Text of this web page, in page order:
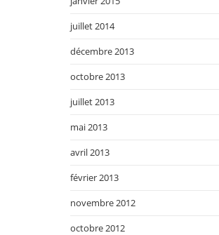
juillet 2014
décembre 2013
octobre 2013
juillet 2013
mai 2013
avril 2013
février 2013
novembre 2012
octobre 2012